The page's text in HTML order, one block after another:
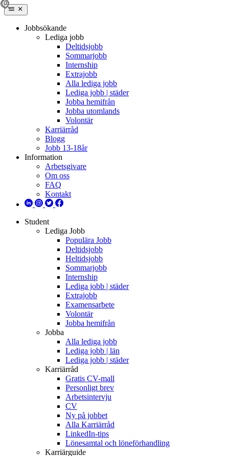
Jobbsökande
Lediga jobb
Deltidsjobb
Sommarjobb
Internship
Extrajobb
Alla lediga jobb
Lediga jobb | städer
Jobba hemifrån
Jobba utomlands
Volontär
Karriärråd
Blogg
Jobb 13-18år
Information
Arbetsgivare
Om oss
FAQ
Kontakt
Student
Lediga Jobb
Populära Jobb
Deltidsjobb
Heltidsjobb
Sommarjobb
Internship
Lediga jobb | städer
Extrajobb
Examensarbete
Volontär
Jobba hemifrån
Jobba
Alla lediga jobb
Lediga jobb | län
Lediga jobb | städer
Karriärråd
Gratis CV-mall
Personligt brev
Arbetsintervju
CV
Ny på jobbet
Alla Karriärråd
LinkedIn-tips
Lönesamtal och löneförhandling
Karriärguide